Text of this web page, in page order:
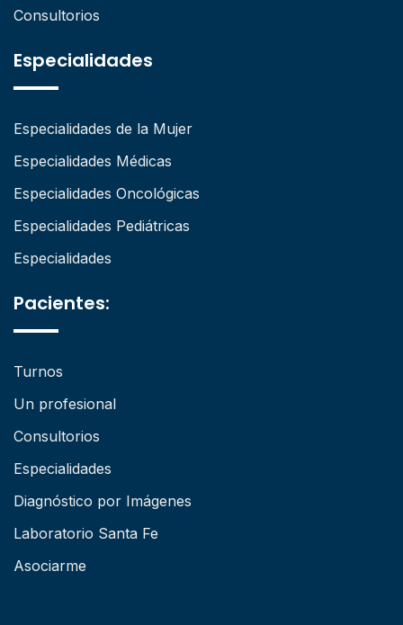
Consultorios
Especialidades
Especialidades de la Mujer
Especialidades Médicas
Especialidades Oncológicas
Especialidades Pediátricas
Especialidades
Pacientes:
Turnos
Un profesional
Consultorios
Especialidades
Diagnóstico por Imágenes
Laboratorio Santa Fe
Asociarme